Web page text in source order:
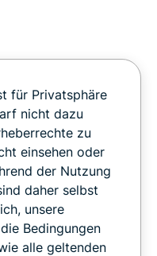
für Privatsphäre
nicht dazu
zu
einsehen oder
der Nutzung
daher selbst
unsere
Bedingungen
alle geltenden